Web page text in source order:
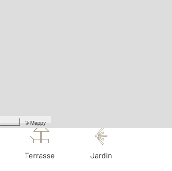
©Mappy
Terrasse Jardin